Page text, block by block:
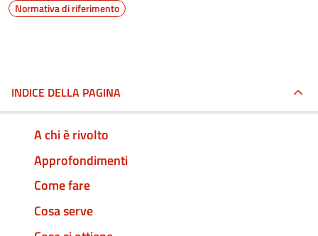
Normativa di riferimento
INDICE DELLA PAGINA
A chi è rivolto
Approfondimenti
Come fare
Cosa serve